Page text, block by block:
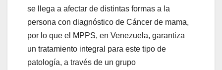
se llega a afectar de distintas formas a la
persona con diagnóstico de Cáncer de mama,
por lo que el MPPS, en Venezuela, garantiza
un tratamiento integral para este tipo de
patología, a través de un grupo